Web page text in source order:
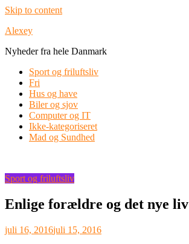
Skip to content
Alexey
Nyheder fra hele Danmark
Sport og friluftsliv
Fri
Hus og have
Biler og sjov
Computer og IT
Ikke-kategoriseret
Mad og Sundhed
Sport og friluftsliv
Enlige forældre og det nye liv
juli 16, 2016juli 15, 2016